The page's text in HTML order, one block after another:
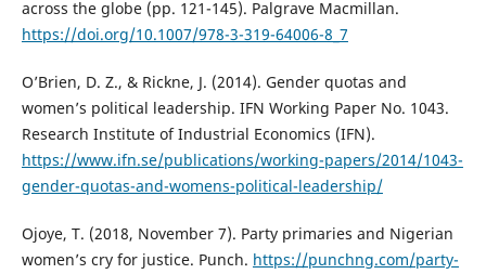
across the globe (pp. 121-145). Palgrave Macmillan.
https://doi.org/10.1007/978-3-319-64006-8_7
O’Brien, D. Z., & Rickne, J. (2014). Gender quotas and
women’s political leadership. IFN Working Paper No. 1043.
Research Institute of Industrial Economics (IFN).
https://www.ifn.se/publications/working-papers/2014/1043-
gender-quotas-and-womens-political-leadership/
Ojoye, T. (2018, November 7). Party primaries and Nigerian
women’s cry for justice. Punch. https://punchng.com/party-